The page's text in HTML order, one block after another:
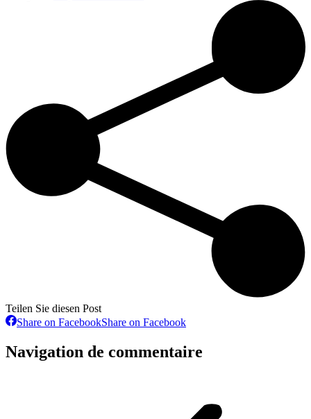
Teilen Sie diesen Post
Share on FacebookShare on Facebook
Navigation de commentaire